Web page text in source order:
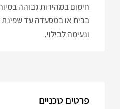
חימום במהירות גבוהה
בבית או במסעדה עד
ונעימה לבילוי.
פרטים טכניים